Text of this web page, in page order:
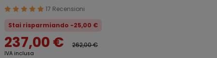
17 Recensioni
Stai risparmiando -25,00 €
237,00 € 262,00 €
IVA inclusa